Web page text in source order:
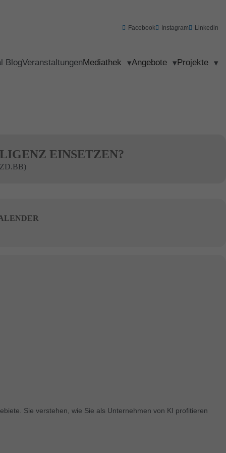
Facebook Instagram Linkedin
BlogVeranstaltungenMediathek Angebote Projekte
EINSETZEN?
Sie verstehen, wie Sie als Unternehmen von KI profitieren